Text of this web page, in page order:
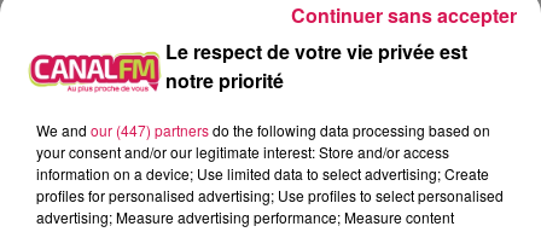
À L'ANTENNELe respect de votre vie privée est
notre priorité
We and our (447) partnersdo the following data processing based on
your consent and/or our legitimate interest: Store and/or access
information on a device; Use limited data to select advertising; Create
profiles for personalised advertising; Use profiles to select personalised
advertising; Measure advertising performance; Measure content
Continuer sans accepter